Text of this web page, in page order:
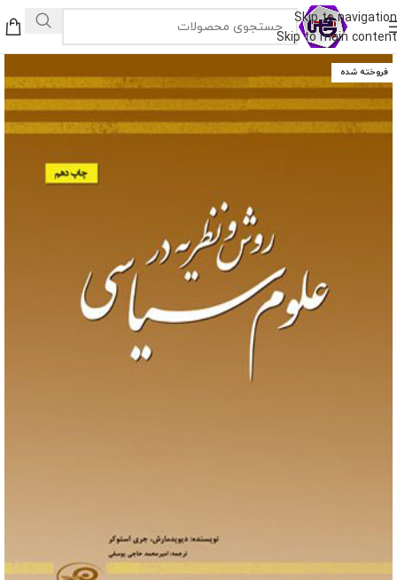
Skip to navigation
Skip to main content
فروخته شده